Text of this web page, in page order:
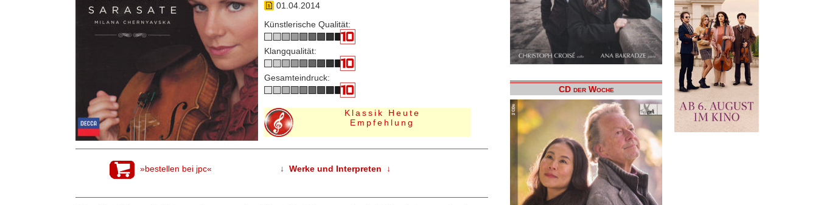
01.04.2014
Künstlerische Qualität:
Klangqualität:
Gesamteindruck:
Klassik Heute
Empfehlung
»bestellen bei jpc« ↓ Werke und Interpreten ↓
CD der Woche